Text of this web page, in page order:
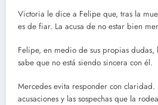
Victoria le dice a Felipe que, tras la
es de fiar. La acusa de no estar bien
Felipe, en medio de sus propias
sabe que no está siendo sincera con él.
Mercedes evita responder con claridad.
acusaciones y las sospechas que la